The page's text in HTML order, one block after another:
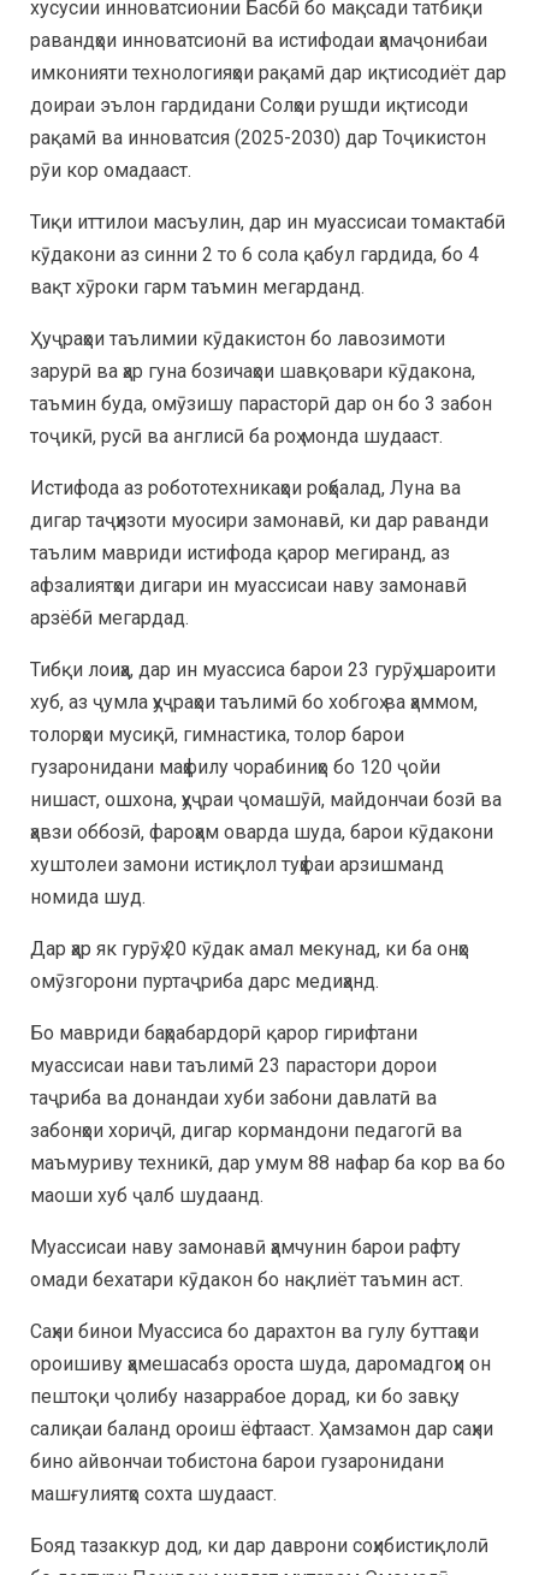
хусусии инноватсионии Басбӣ бо мақсади татбиқи
равандҳои инноватсионӣ ва истифодаи ҳамаҷонибаи
имконияти технологияҳои рақамӣ дар иқтисодиёт дар
доираи эълон гардидани Солҳои рушди иқтисоди
рақамӣ ва инноватсия (2025-2030) дар Тоҷикистон
рӯи кор омадааст.
Тиқи иттилои масъулин, дар ин муассисаи томактабӣ
кӯдакони аз синни 2 то 6 сола қабул гардида, бо 4
вақт хӯроки гарм таъмин мегарданд.
Ҳуҷраҳои таълимии кӯдакистон бо лавозимоти
зарурӣ ва ҳар гуна бозичаҳои шавқовари кӯдакона,
таъмин буда, омӯзишу парасторӣ дар он бо 3 забон
тоҷикӣ, русӣ ва англисӣ ба роҳ монда шудааст.
Истифода аз робототехникаҳои роҳбалад, Луна ва
дигар таҷҳизоти муосири замонавӣ, ки дар раванди
таълим мавриди истифода қарор мегиранд, аз
афзалиятҳои дигари ин муассисаи наву замонавӣ
арзёбӣ мегардад.
Тибқи лоиҳа, дар ин муассиса барои 23 гурӯҳ шароити
хуб, аз ҷумла ҳуҷраҳои таълимӣ бо хобгоҳ ва ҳаммом,
толорҳои мусиқӣ, гимнастика, толор барои
гузаронидани маҳфилу чорабиниҳо бо 120 ҷойи
нишаст, ошхона, ҳуҷраи ҷомашӯӣ, майдончаи бозӣ ва
ҳавзи оббозӣ, фароҳам оварда шуда, барои кӯдакони
хуштолеи замони истиқлол туҳфаи арзишманд
номида шуд.
Дар ҳар як гурӯҳ 20 кӯдак амал мекунад, ки ба онҳо
омӯзгорони пуртаҷриба дарс медиҳанд.
Бо мавриди баҳрабардорӣ қарор гирифтани
муассисаи нави таълимӣ 23 парастори дорои
таҷриба ва донандаи хуби забони давлатӣ ва
забонҳои хориҷӣ, дигар кормандони педагогӣ ва
маъмуриву техникӣ, дар умум 88 нафар ба кор ва бо
маоши хуб ҷалб шудаанд.
Муассисаи наву замонавӣ ҳамчунин барои рафту
омади бехатари кӯдакон бо нақлиёт таъмин аст.
Саҳни бинои Муассиса бо дарахтон ва гулу буттаҳои
ороишиву ҳамешасабз ороста шуда, даромадгоҳи он
пештоқи ҷолибу назаррабое дорад, ки бо завқу
салиқаи баланд ороиш ёфтааст. Ҳамзамон дар саҳни
бино айвончаи тобистона барои гузаронидани
машғулиятҳо сохта шудааст.
Бояд тазаккур дод, ки дар даврони соҳибистиқлолӣ